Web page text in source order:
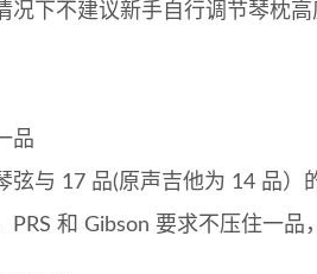
况下不建议新手自行调节琴枕高
品
弦与 17 品(原声吉他为 14 品）
PRS 和 Gibson 要求不压住一